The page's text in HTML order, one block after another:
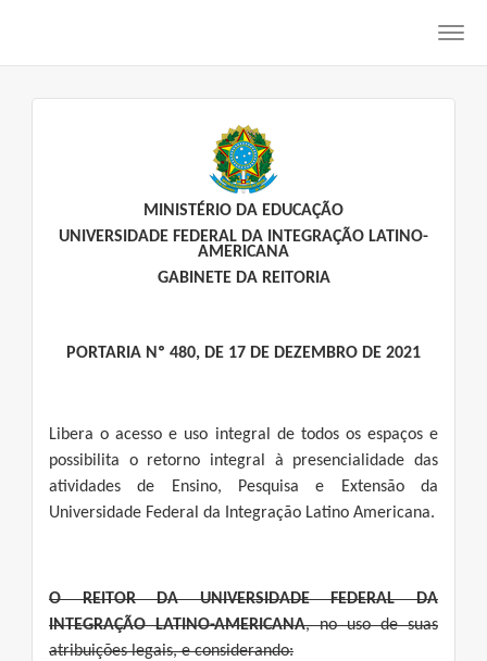
MINISTÉRIO DA EDUCAÇÃO
UNIVERSIDADE FEDERAL DA INTEGRAÇÃO LATINO-
AMERICANA
GABINETE DA REITORIA
PORTARIA Nº 480, DE 17 DE DEZEMBRO DE 2021
Libera o acesso e uso integral de todos os espaços e
possibilita o retorno integral à presencialidade das
atividades de Ensino, Pesquisa e Extensão da
Universidade Federal da Integração Latino Americana.
O REITOR DA UNIVERSIDADE FEDERAL DA
INTEGRAÇÃO LATINO-AMERICANA, no uso de suas
atribuições legais, e considerando: